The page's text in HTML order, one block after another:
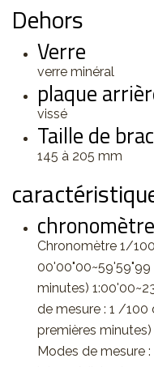
Dehors
Verre
verre minéral
plaque
vissé
Taille de
145 à 205 mm
chronomètre
Chronomètre 1/
minutes)
de mesure : 1 /
premières
Modes de mesure